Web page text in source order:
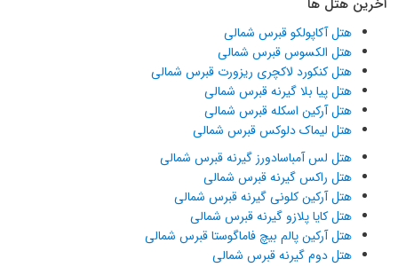
آخرین هتل ها
هتل آکاپولکو قبرس شمالی
هتل الکسوس قبرس شمالی
هتل کنکورد لاکچری ریزورت قبرس شمالی
هتل پیا بلا گیرنه قبرس شمالی
هتل آرکین اسکله قبرس شمالی
هتل لیماک دلوکس قبرس شمالی
هتل لس آمباسادورز گیرنه قبرس شمالی
هتل راکس گیرنه قبرس شمالی
هتل آرکین کلونی گیرنه قبرس شمالی
هتل کایا پلازو گیرنه قبرس شمالی
هتل آرکین پالم بیچ فاماگوستا قبرس شمالی
هتل دوم گیرنه قبرس شمالی